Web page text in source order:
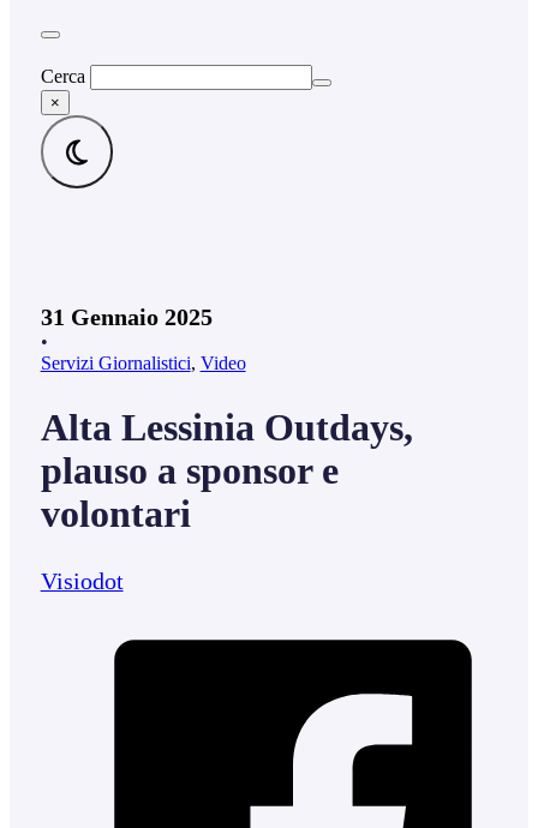
Cerca
×
31 Gennaio 2025
•
Servizi Giornalistici, Video
Alta Lessinia Outdays,
plauso a sponsor e
volontari
Visiodot